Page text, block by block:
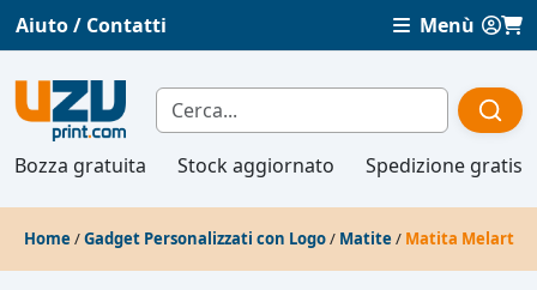
Aiuto / Contatti Menù
Bozza gratuita Stock aggiornato Spedizione gratis
Home /Gadget Personalizzati con Logo/ Matite / Matita Melart